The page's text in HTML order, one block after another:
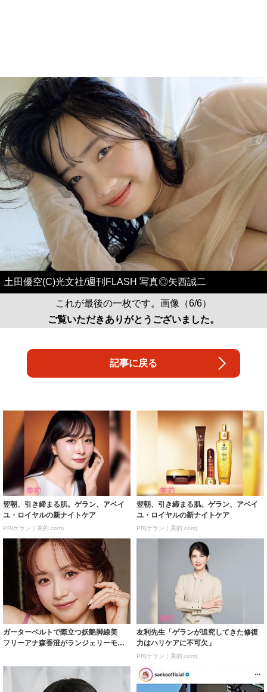
土田優空(C)光文社/週刊FLASH 写真◎矢西誠二
これが最後の一枚です。画像（6/6）
ご覧いただきありがとうございました。
記事に戻る
翌朝、引き締まる肌。ゲラン、アベイ
ユ・ロイヤルの新ナイトケア
PR(ゲラン｜美的.com)
翌朝、引き締まる肌。ゲラン、アベイ
ユ・ロイヤルの新ナイトケア
PR(ゲラン｜美的.com)
ガーターベルトで際立つ妖艶脚線美
フリーアナ森香澄がランジェリーモデ
友利先生「ゲランが追究してきた修復
力はハリケアに不可欠」
PR(ゲラン｜美的.com)